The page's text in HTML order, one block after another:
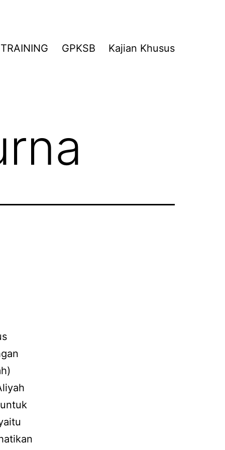
TRAINING GPKSB Kajian Khusus